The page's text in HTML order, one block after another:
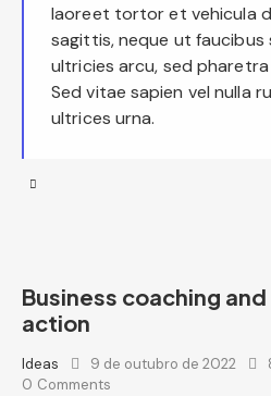
laoreet tortor et vehicula
sagittis, neque ut faucibus
ultricies arcu, sed
Sed vitae sapien vel nulla
ultrices urna.
Business coaching
action
Ideas 9 de outubro de 2022
0 Comments